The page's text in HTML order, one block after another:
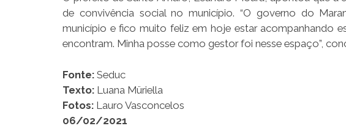
de convivência social no município. “O governo do
município e fico muito feliz em hoje estar acompanhando
encontram. Minha posse como gestor foi nesse espaço”,
Fonte: Seduc
Texto: Luana Müriella
Fotos: Lauro Vasconcelos
06/02/2021